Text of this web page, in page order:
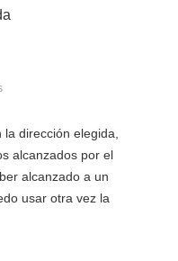
dirección elegida,
alcanzados por el
alcanzado a un
usar otra vez la